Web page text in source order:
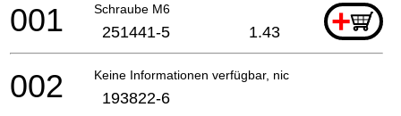
Schraube M6 +
001 251441-5 1.43
Keine Informationen verfügbar, nicht bestellbar
002 193822-6